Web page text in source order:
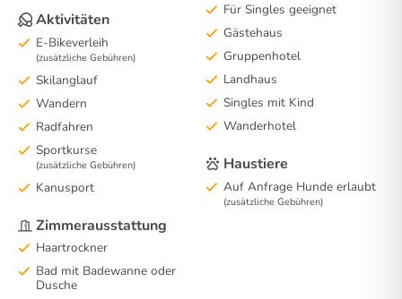
Aktivitäten
E-Bikeverleih
(zusätzliche Gebühren)
Skilanglauf
Wandern
Radfahren
Sportkurse
(zusätzliche Gebühren)
Kanusport
Zimmerausstattung
Haartrockner
Bad mit Badewanne oder
Dusche
Für Singles geeignet
Gästehaus
Gruppenhotel
Landhaus
Singles mit Kind
Wanderhotel
Haustiere
Auf Anfrage Hunde erlaubt
(zusätzliche Gebühren)